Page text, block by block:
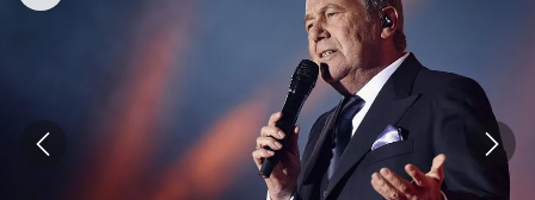
Advents- & Silvesterreisen
Eigenanreise
Konzertreisen
Nord- & Ostsee
Ruhr & Rhein